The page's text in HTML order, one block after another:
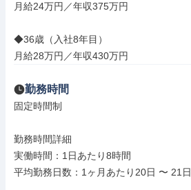
月給24万円／年収375万円
◆36歳（入社8年目）
月給28万円／年収430万円
勤務時間
固定時間制
勤務時間詳細
実働時間：1日あたり8時間
平均勤務日数：1ヶ月あたり20日 〜 21日